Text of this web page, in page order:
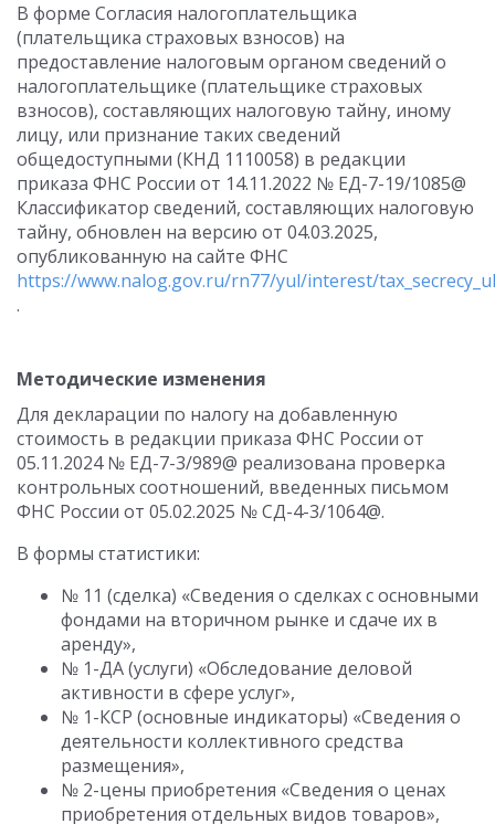
В форме Согласия налогоплательщика
(плательщика страховых взносов) на
предоставление налоговым органом сведений о
налогоплательщике (плательщике страховых
взносов), составляющих налоговую тайну, иному
лицу, или признание таких сведений
общедоступными (КНД 1110058) в редакции
приказа ФНС России от 14.11.2022 № ЕД-7-19/1085@
Классификатор сведений, составляющих налоговую
тайну, обновлен на версию от 04.03.2025,
опубликованную на сайте ФНС
https://www.nalog.gov.ru/rn77/yul/interest/
.
Методические изменения
Для декларации по налогу на добавленную
стоимость в редакции приказа ФНС России от
05.11.2024 № ЕД-7-3/989@ реализована проверка
контрольных соотношений, введенных письмом
ФНС России от 05.02.2025 № СД-4-3/1064@.
В формы статистики:
№ 11 (сделка) «Сведения о сделках с основными
фондами на вторичном рынке и сдаче их в
аренду»,
№ 1-ДА (услуги) «Обследование деловой
активности в сфере услуг»,
№ 1-КСР (основные индикаторы) «Сведения о
деятельности коллективного средства
размещения»,
№ 2-цены приобретения «Сведения о ценах
приобретения отдельных видов товаров»,